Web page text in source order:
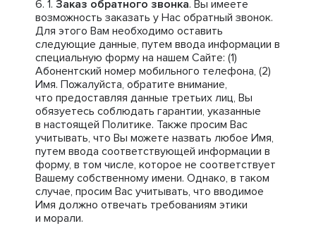
Заказ обратного звонка. Вы имеете
возможность заказать у Нас обратный звонок.
Для этого Вам необходимо оставить
следующие данные, путем ввода информации в
специальную форму на нашем Сайте: (1)
Абонентский номер мобильного телефона, (2)
Имя. Пожалуйста, обратите внимание,
что предоставляя данные третьих лиц, Вы
обязуетесь соблюдать гарантии, указанные
в настоящей Политике. Также просим Вас
учитывать, что Вы можете назвать любое Имя,
путем ввода соответствующей информации в
форму, в том числе, которое не соответствует
Вашему собственному имени. Однако, в таком
случае, просим Вас учитывать, что вводимое
Имя должно отвечать требованиям этики
и морали.